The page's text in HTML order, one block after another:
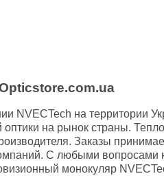
NVECTech на территории
на рынок страны.
Заказы
С любыми вопросами
монокуляр